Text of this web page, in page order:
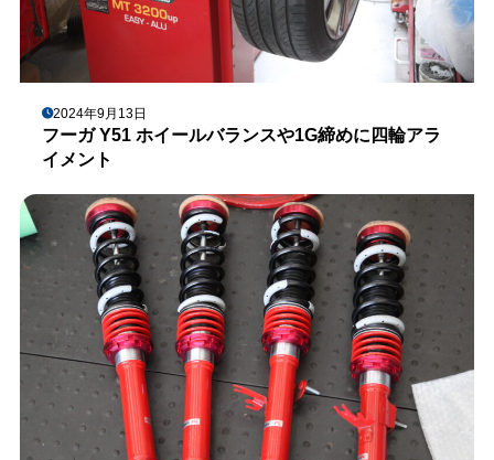
2024年9月13日
フーガ Y51 ホイールバランスや1G締めに四輪アラ
イメント